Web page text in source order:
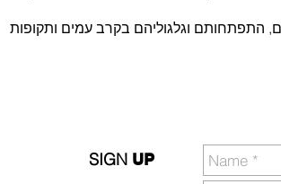
התפתחותם וגלגוליהם בקרב עמים ותקופות
SIGN UP